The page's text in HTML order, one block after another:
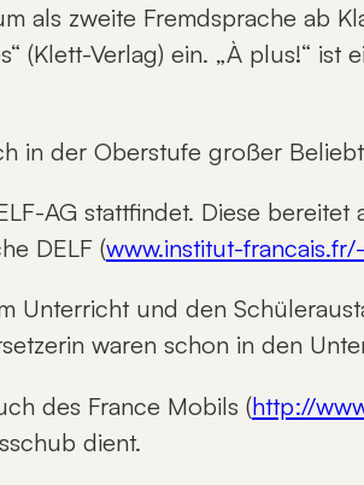
als zweite Fremdsprache ab
(Klett-Verlag) ein. „À plus!“
in der Oberstufe großer
AG stattfindet. Diese
DELF (www.institut-
Unterricht und den
waren schon in den
des France Mobils (http://
dient.